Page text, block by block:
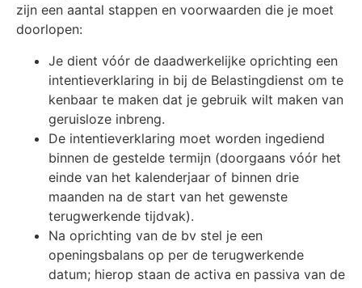
zijn een aantal stappen en voorwaarden die je moet
doorlopen:
Je dient vóór de daadwerkelijke oprichting een
intentieverklaring in bij de Belastingdienst om te
kenbaar te maken dat je gebruik wilt maken van
geruisloze inbreng.
De intentieverklaring moet worden ingediend
binnen de gestelde termijn (doorgaans vóór het
einde van het kalenderjaar of binnen drie
maanden na de start van het gewenste
terugwerkende tijdvak).
Na oprichting van de bv stel je een
openingsbalans op per de terugwerkende
datum; hierop staan de activa en passiva van de